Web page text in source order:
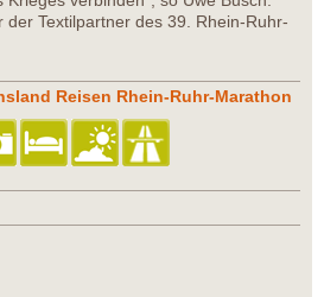
der Textilpartner des 39. Rhein-Ruhr-
Reisen Rhein-Ruhr-Marathon